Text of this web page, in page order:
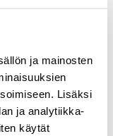
ja mainosten
Lisäksi
ja analytiikka-
käytät